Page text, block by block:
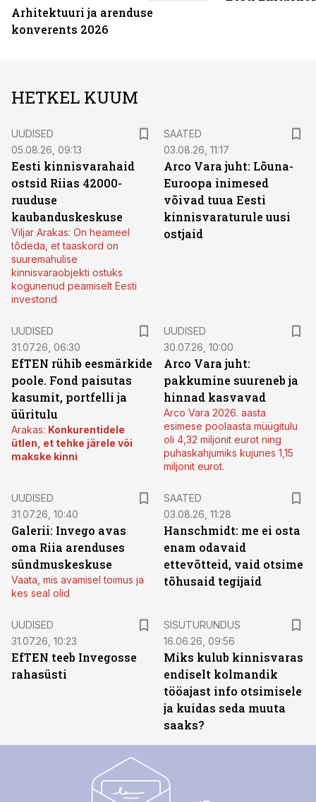
Arhitektuuri ja arenduse
konverents 2026
HETKEL KUUM
UUDISED
05.08.26, 09:13
Eesti kinnisvarahaid
ostsid Riias 42000-
ruuduse
kaubanduskeskuse
Viljar Arakas: On heameel
tõdeda, et taaskord on
suuremahulise
kinnisvaraobjekti ostuks
kogunenud peamiselt Eesti
investorid
SAATED
03.08.26, 11:17
Arco Vara juht: Lõuna-
Euroopa inimesed
võivad tuua Eesti
kinnisvaraturule uusi
ostjaid
UUDISED
31.07.26, 06:30
EfTEN rühib eesmärkide
poole. Fond paisutas
kasumit, portfelli ja
üüritulu
Arakas: Konkurentidele
ütlen, et tehke järele või
makske kinni
UUDISED
30.07.26, 10:00
Arco Vara juht:
pakkumine suureneb ja
hinnad kasvavad
Arco Vara 2026. aasta
esimese poolaasta müügitulu
oli 4,32 miljonit eurot ning
puhaskahjumiks kujunes 1,15
miljonit eurot.
UUDISED
31.07.26, 10:40
Galerii: Invego avas
oma Riia arenduses
sündmuskeskuse
Vaata, mis avamisel toimus ja
kes seal olid
SAATED
03.08.26, 11:28
Hanschmidt: me ei osta
enam odavaid
ettevõtteid, vaid otsime
tõhusaid tegijaid
UUDISED
31.07.26, 10:23
EfTEN teeb Invegosse
rahasüsti
SISUTURUNDUS
16.06.26, 09:56
Miks kulub kinnisvaras
endiselt kolmandik
tööajast info otsimisele
ja kuidas seda muuta
saaks?